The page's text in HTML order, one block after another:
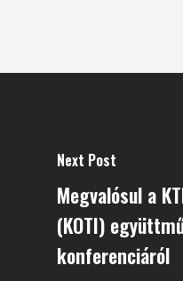
Next Post
Megvalósul a
(KOTI)
konferenciáról